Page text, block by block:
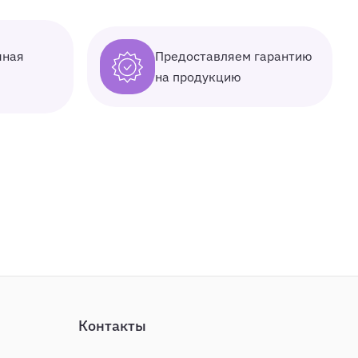
Предоставляем гарантию
на продукцию
Контакты